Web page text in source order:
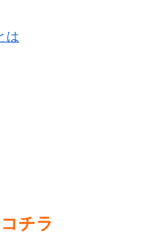
は
チラ